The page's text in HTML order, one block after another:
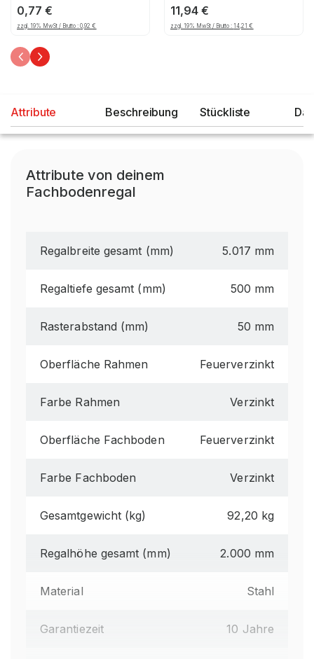
Doppelregalzeile
Fachbodenregal
0,77€
zzgl. 19% MwSt / Brutto :0,92€
verschiebbar, 400x300
mm / H-R, RAL 7038
11,94€
zzgl. 19% MwSt / Brutto :14,21€
Attribute Beschreibung Stückliste
Attribute von deinem
Fachbodenregal
Regalbreite gesamt (mm) 5.017 mm
Regaltiefe gesamt (mm) 500 mm
Rasterabstand (mm) 50 mm
Oberfläche Rahmen Feuerverzinkt
Farbe Rahmen Verzinkt
Oberfläche Fachboden Feuerverzinkt
Farbe Fachboden Verzinkt
Gesamtgewicht (kg) 92,20 kg
Regalhöhe gesamt (mm) 2.000 mm
Material Stahl
Garantiezeit 10 Jahre